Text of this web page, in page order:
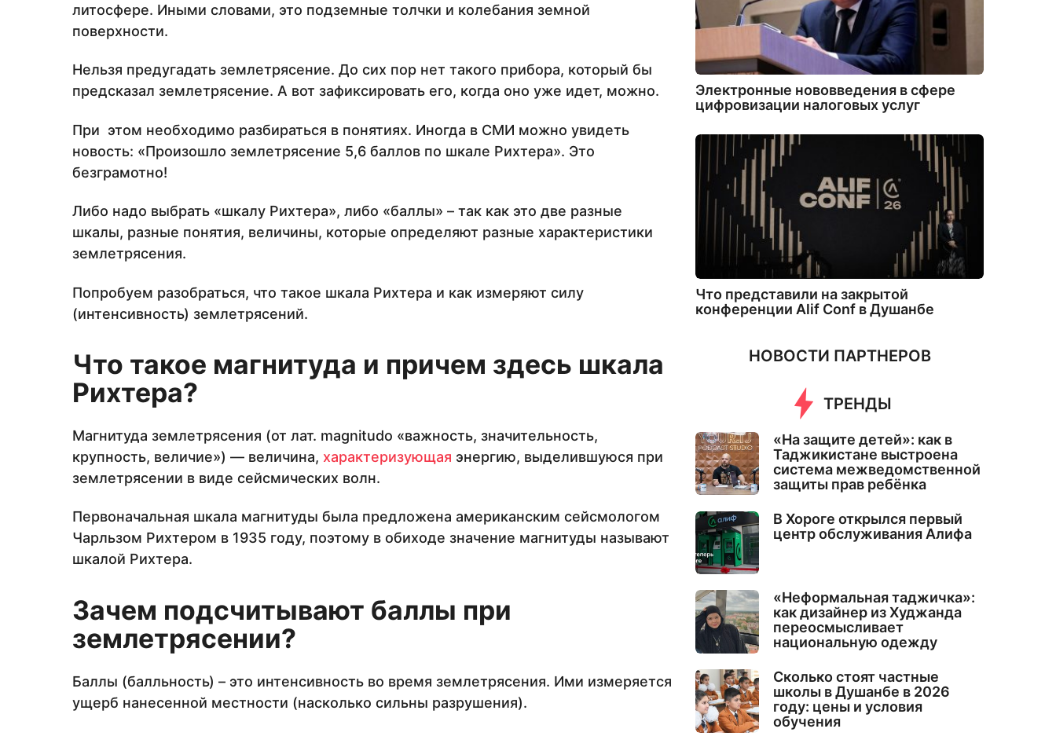
литосфере. Иными словами, это подземные толчки и колебания земной
поверхности.
Нельзя предугадать землетрясение. До сих пор нет такого прибора, который бы
предсказал землетрясение. А вот зафиксировать его, когда оно уже идет, можно.
При этом необходимо разбираться в понятиях. Иногда в СМИ можно увидеть
новость: «Произошло землетрясение 5,6 баллов по шкале Рихтера». Это
безграмотно!
Либо надо выбрать «шкалу Рихтера», либо «баллы» – так как это две разные
шкалы, разные понятия, величины, которые определяют разные характеристики
землетрясения.
Попробуем разобраться, что такое шкала Рихтера и как измеряют силу
(интенсивность) землетрясений.
Что такое магнитуда и причем здесь шкала
Рихтера?
Магнитуда землетрясения (от лат. magnitudo «важность, значительность,
крупность, величие») — величина, характеризующая энергию, выделившуюся при
землетрясении в виде сейсмических волн.
Первоначальная шкала магнитуды была предложена американским сейсмологом
Чарльзом Рихтером в 1935 году, поэтому в обиходе значение магнитуды называют
шкалой Рихтера.
Зачем подсчитывают баллы при
землетрясении?
Баллы (балльность) – это интенсивность во время землетрясения. Ими измеряется
ущерб нанесенной местности (насколько сильны разрушения).
Электронные нововведения в сфере
цифровизации налоговых услуг
Что представили на закрытой
конференции Alif Conf в Душанбе
НОВОСТИ ПАРТНЕРОВ
ТРЕНДЫ
«На защите детей»: как в
Таджикистане выстроена
система межведомственной
защиты прав ребёнка
В Хороге открылся первый
центр обслуживания Алифа
«Неформальная таджичка»:
как дизайнер из Худжанда
переосмысливает
национальную одежду
Сколько стоят частные
школы в Душанбе в 2026
году: цены и условия
обучения